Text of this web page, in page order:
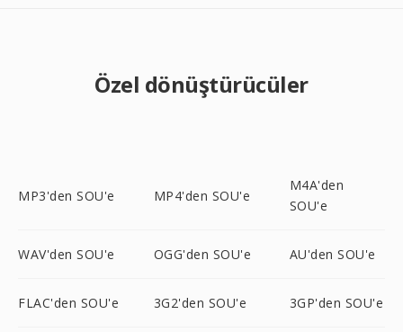
Özel dönüştürücüler
MP3'den SOU'e MP4'den SOU'e
M4A'den
SOU'e
WAV'den SOU'e OGG'den SOU'e AU'den SOU'e
FLAC'den SOU'e 3G2'den SOU'e 3GP'den SOU'e